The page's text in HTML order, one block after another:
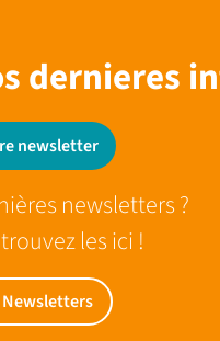
dernieres
newsletter
newsletters ?
les ici !
Newsletters